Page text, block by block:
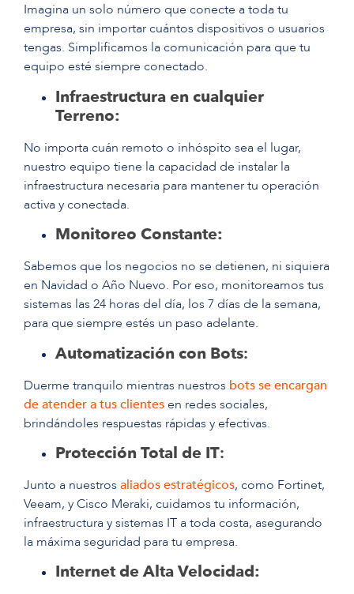
Imagina un solo número que conecte a toda tu
empresa, sin importar cuántos dispositivos o usuarios
tengas. Simplificamos la comunicación para que tu
equipo esté siempre conectado.
Infraestructura en cualquier
Terreno:
No importa cuán remoto o inhóspito sea el lugar,
nuestro equipo tiene la capacidad de instalar la
infraestructura necesaria para mantener tu operación
activa y conectada.
Monitoreo Constante:
Sabemos que los negocios no se detienen, ni siquiera
en Navidad o Año Nuevo. Por eso, monitoreamos tus
sistemas las 24 horas del día, los 7 días de la semana,
para que siempre estés un paso adelante.
Automatización con Bots:
Duerme tranquilo mientras nuestros bots se encargan
de atender a tus clientesen redes sociales,
brindándoles respuestas rápidas y efectivas.
Protección Total de IT:
Junto a nuestros aliados estratégicos, como Fortinet,
Veeam, y Cisco Meraki, cuidamos tu información,
infraestructura y sistemas IT a toda costa, asegurando
la máxima seguridad para tu empresa.
Internet de Alta Velocidad: